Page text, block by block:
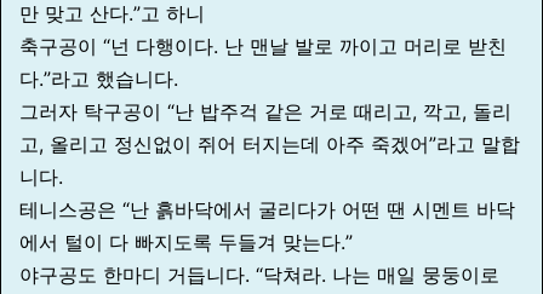
만 맞고 산다.”고 하니
축구공이 “넌 다행이다. 난 맨날 발로 까이고 머리로 받친
다.”라고 했습니다.
그러자 탁구공이 “난 밥주걱 같은 거로 때리고, 깍고, 돌리
고, 올리고 정신없이 쥐어 터지는데 아주 죽겠어”라고 말합
니다.
테니스공은 “난 흙바닥에서 굴리다가 어떤 땐 시멘트 바닥
에서 털이 다 빠지도록 두들겨 맞는다.”
야구공도 한마디 거듭니다. “닥쳐라. 나는 매일 뭉둥이로